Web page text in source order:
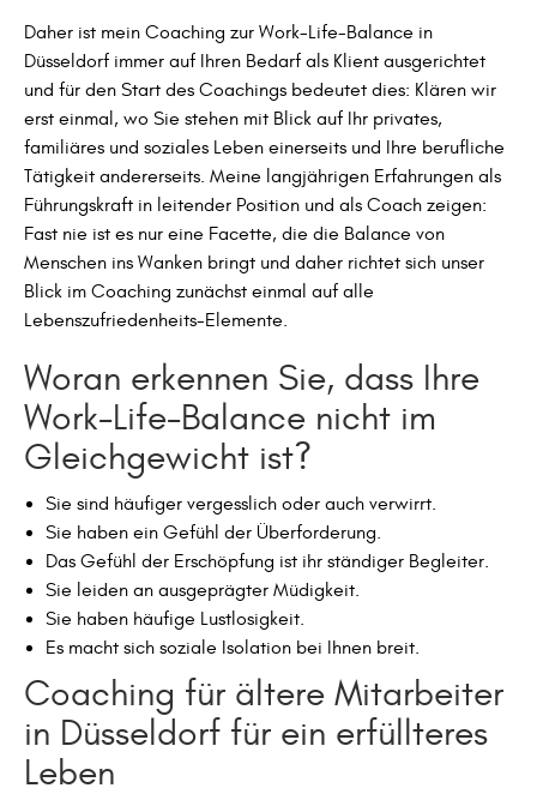
Daher ist mein Coaching zur Work-Life-Balance in
Düsseldorf immer auf Ihren Bedarf als Klient ausgerichtet
und für den Start des Coachings bedeutet dies: Klären wir
erst einmal, wo Sie stehen mit Blick auf Ihr privates,
familiäres und soziales Leben einerseits und Ihre berufliche
Tätigkeit andererseits. Meine langjährigen Erfahrungen als
Führungskraft in leitender Position und als Coach zeigen:
Fast nie ist es nur eine Facette, die die Balance von
Menschen ins Wanken bringt und daher richtet sich unser
Blick im Coaching zunächst einmal auf alle
Lebenszufriedenheits-Elemente.
Woran erkennen Sie, dass Ihre
Work-Life-Balance nicht im
Gleichgewicht ist?
Sie sind häufiger vergesslich oder auch verwirrt.
Sie haben ein Gefühl der Überforderung.
Das Gefühl der Erschöpfung ist ihr ständiger Begleiter.
Sie leiden an ausgeprägter Müdigkeit.
Sie haben häufige Lustlosigkeit.
Es macht sich soziale Isolation bei Ihnen breit.
Coaching für ältere Mitarbeiter
in Düsseldorf für ein erfüllteres
Leben